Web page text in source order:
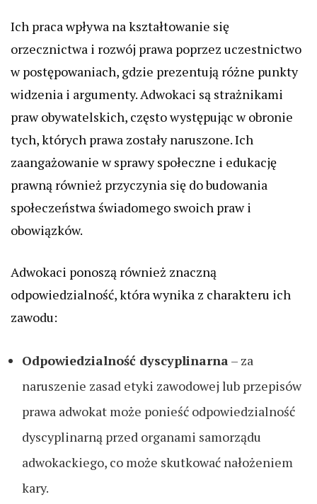
Ich praca wpływa na kształtowanie się
orzecznictwa i rozwój prawa poprzez uczestnictwo
w postępowaniach, gdzie prezentują różne punkty
widzenia i argumenty. Adwokaci są strażnikami
praw obywatelskich, często występując w obronie
tych, których prawa zostały naruszone. Ich
zaangażowanie w sprawy społeczne i edukację
prawną również przyczynia się do budowania
społeczeństwa świadomego swoich praw i
obowiązków.
Adwokaci ponoszą również znaczną
odpowiedzialność, która wynika z charakteru ich
zawodu:
Odpowiedzialność dyscyplinarna – za
naruszenie zasad etyki zawodowej lub przepisów
prawa adwokat może ponieść odpowiedzialność
dyscyplinarną przed organami samorządu
adwokackiego, co może skutkować nałożeniem
kary.